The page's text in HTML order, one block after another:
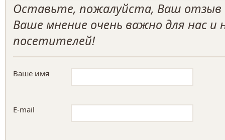
Оставьте, пожалуйста, Ваш отзыв
Ваше мнение очень важно для нас и
посетителей!
Ваше имя
E-mail